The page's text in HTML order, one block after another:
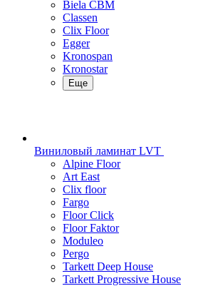
Biela CBM
Classen
Clix Floor
Egger
Kronospan
Kronostar
Еще
Виниловый ламинат LVT
Alpine Floor
Art East
Clix floor
Fargo
Floor Click
Floor Faktor
Moduleo
Pergo
Tarkett Deep House
Tarkett Progressive House